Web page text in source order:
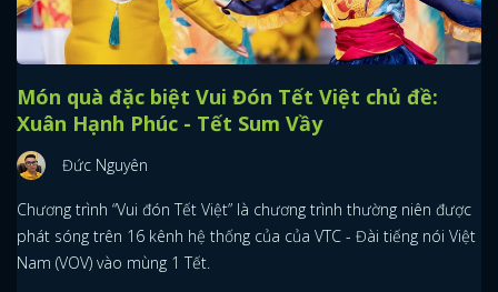
Món quà đặc biệt Vui Đón Tết Việt chủ đề:
Xuân Hạnh Phúc - Tết Sum Vầy
Đức Nguyên
Chương trình “Vui đón Tết Việt” là chương trình thường niên được
phát sóng trên 16 kênh hệ thống của của VTC - Đài tiếng nói Việt
Nam (VOV) vào mùng 1 Tết.